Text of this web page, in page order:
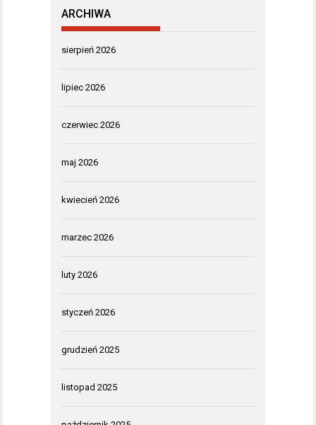
ARCHIWA
sierpień 2026
lipiec 2026
czerwiec 2026
maj 2026
kwiecień 2026
marzec 2026
luty 2026
styczeń 2026
grudzień 2025
listopad 2025